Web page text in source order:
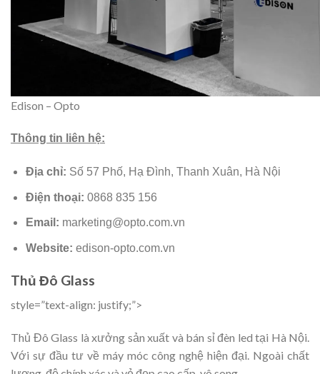
Edison – Opto
Thông tin liên hệ:
Địa chỉ: Số 57 Phố, Hạ Đình, Thanh Xuân, Hà Nội
Điện thoại: 0868 835 156
Email: marketing@opto.com.vn
Website: edison-opto.com.vn
Thủ Đô Glass
style=”text-align: justify;”>
Thủ Đô Glass là xưởng sản xuất và bán sỉ đèn led tại Hà Nội.
Với sự đầu tư về máy móc công nghệ hiện đại. Ngoài chất